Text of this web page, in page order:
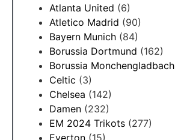
Atlanta United (6)
Atletico Madrid (90)
Bayern Munich (84)
Borussia Dortmund (162)
Borussia Monchengladbach
Celtic (3)
Chelsea (142)
Damen (232)
EM 2024 Trikots (277)
Everton (15)